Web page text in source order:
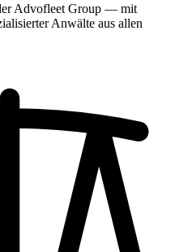
Advofleet Group — mit
Anwälte aus allen